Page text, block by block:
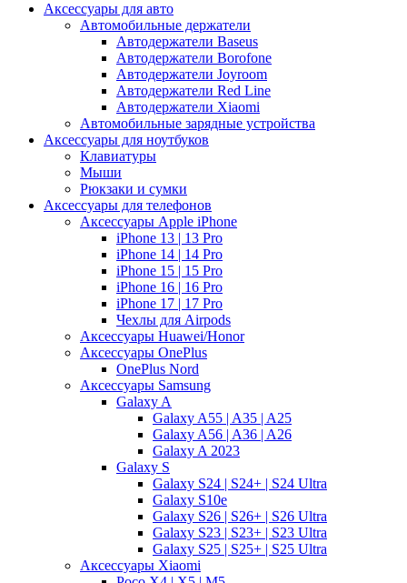
Аксессуары для авто
Автомобильные держатели
Автодержатели Baseus
Автодержатели Borofone
Автодержатели Joyroom
Автодержатели Red Line
Автодержатели Xiaomi
Автомобильные зарядные устройства
Аксессуары для ноутбуков
Клавиатуры
Мыши
Рюкзаки и сумки
Аксессуары для телефонов
Аксессуары Apple iPhone
iPhone 13 | 13 Pro
iPhone 14 | 14 Pro
iPhone 15 | 15 Pro
iPhone 16 | 16 Pro
iPhone 17 | 17 Pro
Чехлы для Airpods
Аксессуары Huawei/Honor
Аксессуары OnePlus
OnePlus Nord
Аксессуары Samsung
Galaxy A
Galaxy A55 | A35 | A25
Galaxy A56 | A36 | A26
Galaxy A 2023
Galaxy S
Galaxy S24 | S24+ | S24 Ultra
Galaxy S10e
Galaxy S26 | S26+ | S26 Ultra
Galaxy S23 | S23+ | S23 Ultra
Galaxy S25 | S25+ | S25 Ultra
Аксессуары Xiaomi